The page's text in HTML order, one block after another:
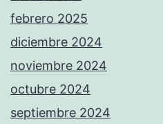
febrero 2025
diciembre 2024
noviembre 2024
octubre 2024
septiembre 2024